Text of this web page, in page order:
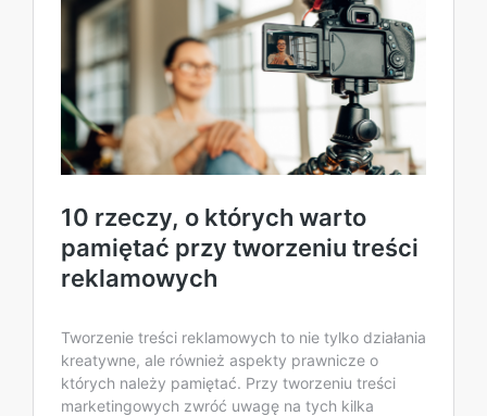
10 rzeczy, o których warto
pamiętać przy tworzeniu treści
reklamowych
Tworzenie treści reklamowych to nie tylko działania
kreatywne, ale również aspekty prawnicze o
których należy pamiętać. Przy tworzeniu treści
marketingowych zwróć uwagę na tych kilka